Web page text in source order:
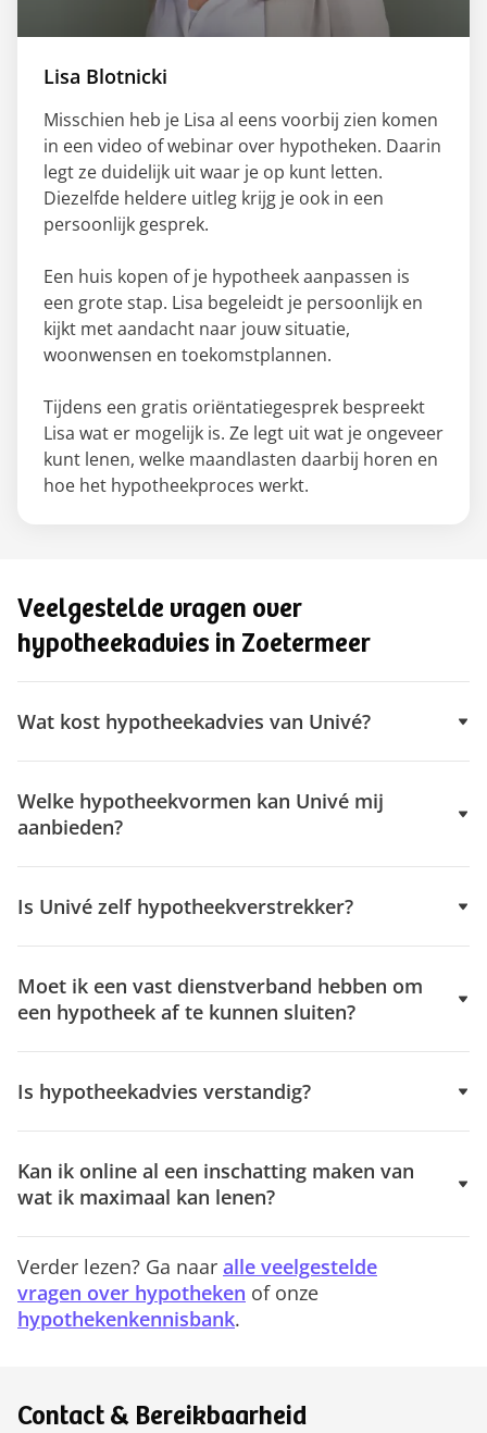
Lisa Blotnicki
Misschien heb je Lisa al eens voorbij zien komen
in een video of webinar over hypotheken. Daarin
legt ze duidelijk uit waar je op kunt letten.
Diezelfde heldere uitleg krijg je ook in een
persoonlijk gesprek.
Een huis kopen of je hypotheek aanpassen is
een grote stap. Lisa begeleidt je persoonlijk en
kijkt met aandacht naar jouw situatie,
woonwensen en toekomstplannen.
Tijdens een gratis oriëntatiegesprek bespreekt
Lisa wat er mogelijk is. Ze legt uit wat je ongeveer
kunt lenen, welke maandlasten daarbij horen en
hoe het hypotheekproces werkt.
Veelgestelde vragen over
hypotheekadvies in Zoetermeer
Wat kost hypotheekadvies van Univé?
Welke hypotheekvormen kan Univé mij
aanbieden?
Is Univé zelf hypotheekverstrekker?
Moet ik een vast dienstverband hebben om
een hypotheek af te kunnen sluiten?
Is hypotheekadvies verstandig?
Kan ik online al een inschatting maken van
wat ik maximaal kan lenen?
Verder lezen? Ga naar alle veelgestelde
vragen over hypotheken of onze
hypothekenkennisbank.
Contact & Bereikbaarheid